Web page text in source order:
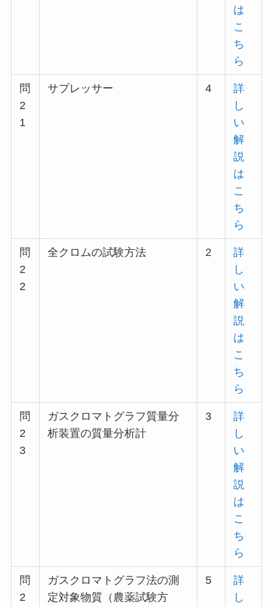
は
こ
ち
ら
問
2
1
サプレッサー 4
詳
し
い
解
説
は
こ
ち
ら
問
2
2
全クロムの試験方法 2
詳
し
い
解
説
は
こ
ち
ら
問
2
3
ガスクロマトグラフ質量分
析装置の質量分析計
3
詳
し
い
解
説
は
こ
ち
ら
問
2
ガスクロマトグラフ法の測
定対象物質（農薬試験方
5
詳
し